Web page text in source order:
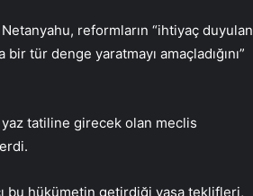
reformların “ihtiyaç duyulan
tür denge yaratmayı amaçladığını”
yaz tatiline girecek olan meclis
bu hükümetin getirdiği yasa teklifleri,